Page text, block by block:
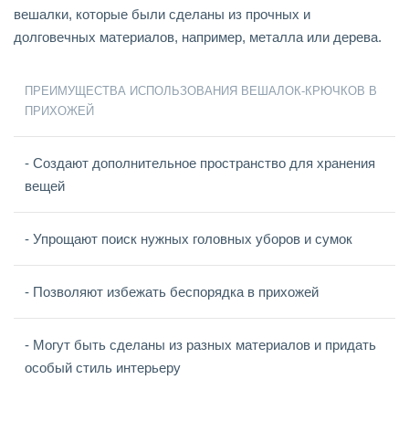
вешалки, которые были сделаны из прочных и
долговечных материалов, например, металла или дерева.
ПРЕИМУЩЕСТВА ИСПОЛЬЗОВАНИЯ ВЕШАЛОК-КРЮЧКОВ В
ПРИХОЖЕЙ
- Создают дополнительное пространство для хранения
вещей
- Упрощают поиск нужных головных уборов и сумок
- Позволяют избежать беспорядка в прихожей
- Могут быть сделаны из разных материалов и придать
особый стиль интерьеру